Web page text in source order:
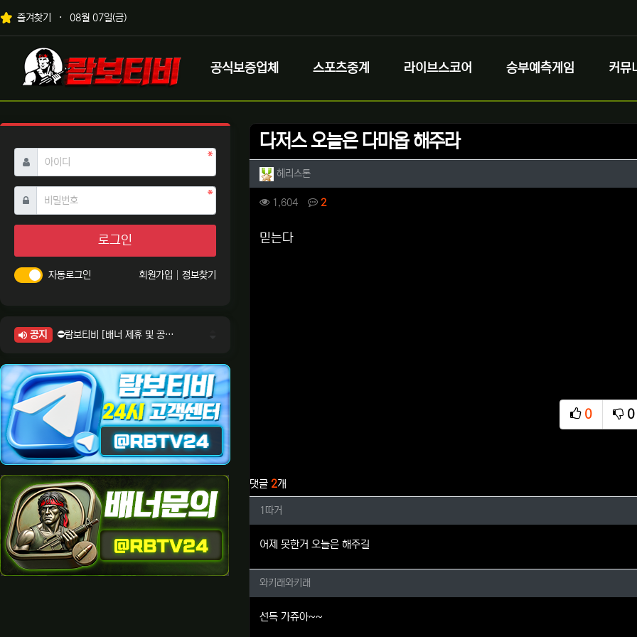
상단 네비
즐겨찾기 08월 07일(금)
메인 메뉴
로고
공식보증업체 스포츠중계 라이브스코어 승부예측게임 커뮤
다저스 오늘은 다마옵 해주라
작성자 정보
헤리스톤작성
컨텐츠 정보
1,604조회 2댓글
본문
믿는다
0
추천
0
비
댓글 2개
1따거님의 댓글
1따거
어제 못한거 오늘은 해주길
와키래와키래님의 댓글
와키래와키래
선득 가쥬아~~
아이디 필수
비밀번호필수
로그인
자동로그인 회원가입 정보찾기
공지
⛔람보티비 [배너 제휴 및 공식 입점 문의 안내]
⛔람보티비 [정회원 등급UP! 안내사항]
⛔람보티비 [채팅방 이용시 주의사항]
⛔람보티비 [공식보증업체 안내]